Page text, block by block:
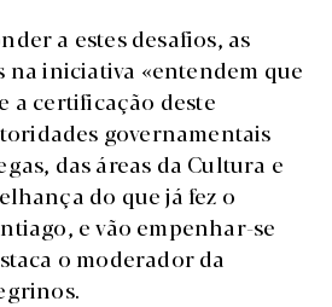
a estes desafios, as
na iniciativa «entendem que
a certificação deste
governamentais
das áreas da Cultura e
do que já fez o
e vão empenhar-se
o moderador da